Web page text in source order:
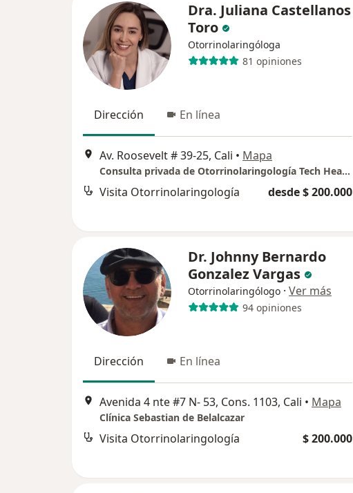
Dra. Juliana Castellanos
Toro
Otorrinolaringóloga
81 opiniones
Dirección En línea
Av. Roosevelt # 39-25, Cali • Mapa
Consulta privada de Otorrinolaringología Tech Health Foundation
Visita Otorrinolaringología desde $ 200.000
Dr. Johnny Bernardo
Gonzalez Vargas
Otorrinolaringólogo · Ver más
94 opiniones
Dirección En línea
Avenida 4 nte #7 N- 53, Cons. 1103, Cali • Mapa
Clínica Sebastian de Belalcazar
Visita Otorrinolaringología $ 200.000